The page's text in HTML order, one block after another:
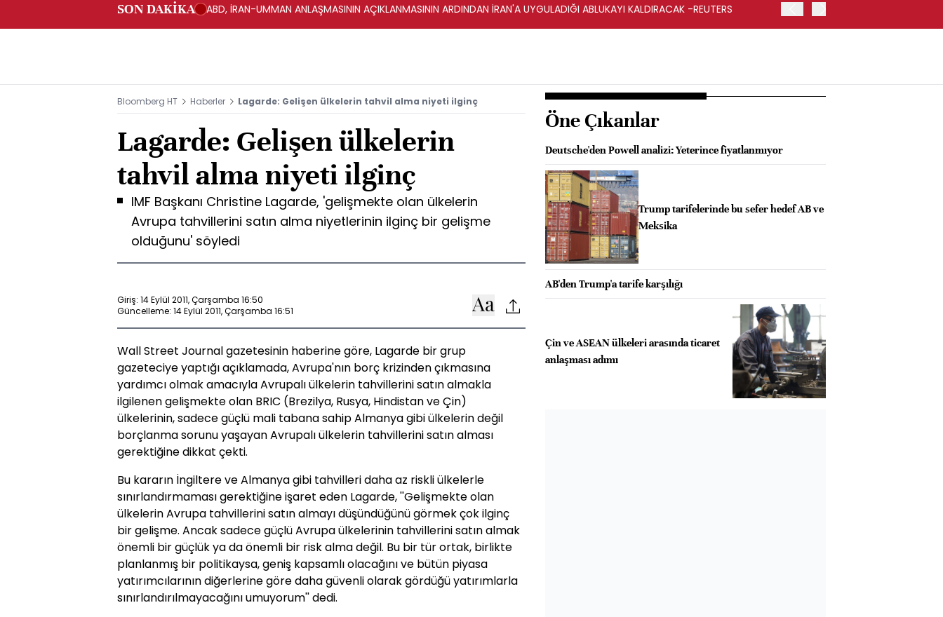
SON DAKİKA ABD, İRAN-UMMAN ANLAŞMASININ AÇIKLANMASININ ARDINDAN İRAN'A UYGULADIĞI ABLUKAYI KALDIRACAK -REUTERS
Bloomberg HT Haberler Lagarde: Gelişen ülkelerin tahvil alma niyeti ilginç
Lagarde: Gelişen ülkelerin
tahvil alma niyeti ilginç
IMF Başkanı Christine Lagarde, 'gelişmekte olan ülkelerin
Avrupa tahvillerini satın alma niyetlerinin ilginç bir gelişme
olduğunu' söyledi
Giriş: 14 Eylül 2011, Çarşamba 16:50
Güncelleme: 14 Eylül 2011, Çarşamba 16:51
Wall Street Journal gazetesinin haberine göre, Lagarde bir grup
gazeteciye yaptığı açıklamada, Avrupa'nın borç krizinden çıkmasına
yardımcı olmak amacıyla Avrupalı ülkelerin tahvillerini satın almakla
ilgilenen gelişmekte olan BRIC (Brezilya, Rusya, Hindistan ve Çin)
ülkelerinin, sadece güçlü mali tabana sahip Almanya gibi ülkelerin değil
borçlanma sorunu yaşayan Avrupalı ülkelerin tahvillerini satın alması
gerektiğine dikkat çekti.
Bu kararın İngiltere ve Almanya gibi tahvilleri daha az riskli ülkelerle
sınırlandırmaması gerektiğine işaret eden Lagarde, ''Gelişmekte olan
ülkelerin Avrupa tahvillerini satın almayı düşündüğünü görmek çok ilginç
bir gelişme. Ancak sadece güçlü Avrupa ülkelerinin tahvillerini satın almak
önemli bir güçlük ya da önemli bir risk alma değil. Bu bir tür ortak, birlikte
planlanmış bir politikaysa, geniş kapsamlı olacağını ve bütün piyasa
yatırımcılarının diğerlerine göre daha güvenli olarak gördüğü yatırımlarla
sınırlandırılmayacağını umuyorum'' dedi.
Öne Çıkanlar
Deutsche'den Powell analizi: Yeterince fiyatlanmıyor
Trump tarifelerinde bu sefer hedef AB ve
Meksika
AB'den Trump'a tarife karşılığı
Çin ve ASEAN ülkeleri arasında ticaret
anlaşması adımı